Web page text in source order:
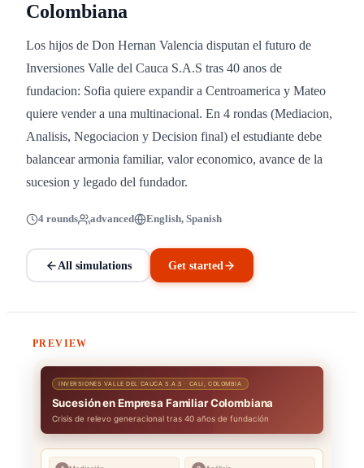
Colombiana
Los hijos de Don Hernan Valencia disputan el futuro de
Inversiones Valle del Cauca S.A.S tras 40 anos de
fundacion: Sofia quiere expandir a Centroamerica y Mateo
quiere vender a una multinacional. En 4 rondas (Mediacion,
Analisis, Negociacion y Decision final) el estudiante debe
balancear armonia familiar, valor economico, avance de la
sucesion y legado del fundador.
4 rounds advanced English, Spanish
All simulations Get started
PREVIEW